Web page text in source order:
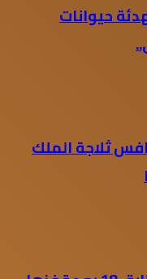
لتهدئة حيوانات
من 70 عاما تنافس ثلاجة الملك